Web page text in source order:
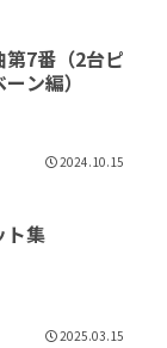
7番（2台ピ
ン編）
2024.10.15
ト集
2025.03.15